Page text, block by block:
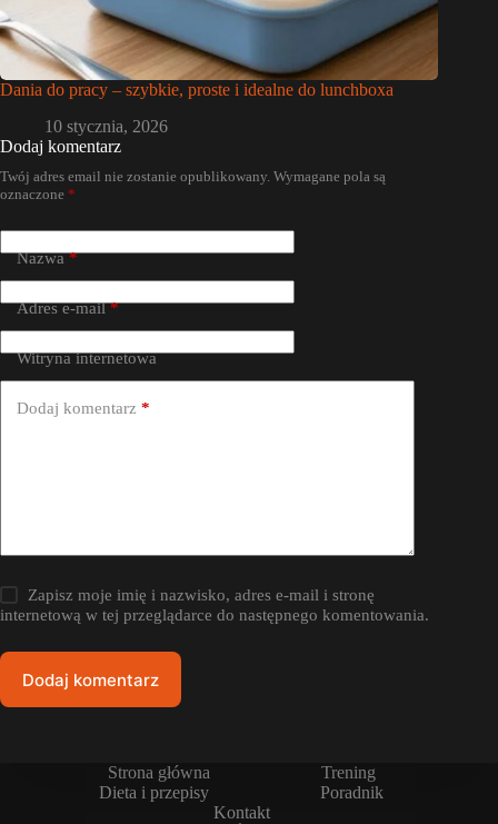
Dania do pracy – szybkie, proste i idealne do lunchboxa
10 stycznia, 2026
Dodaj komentarz
Twój adres email nie zostanie opublikowany. Wymagane pola są
oznaczone *
Nazwa*
Adres e-mail*
Witryna internetowa
Dodaj komentarz *
Zapisz moje imię i nazwisko, adres e-mail i stronę
internetową w tej przeglądarce do następnego komentowania.
Dodaj komentarz
Strona główna
Trening
Dieta i przepisy
Poradnik
Kontakt